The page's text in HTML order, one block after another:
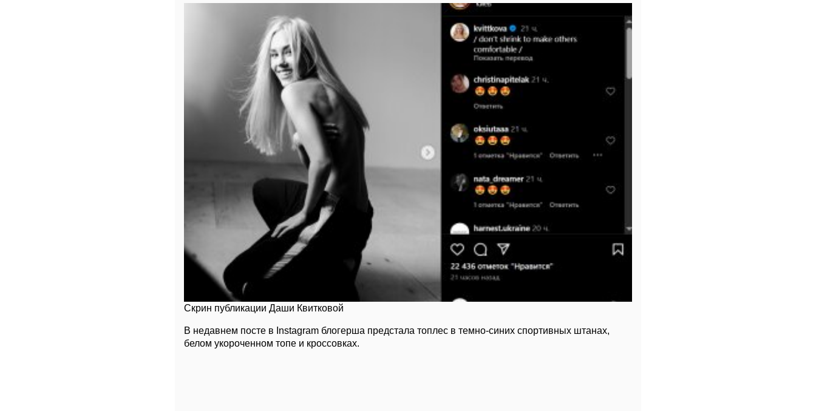
Скрин публикации Даши Квитковой
В недавнем посте в Instagram блогерша предстала топлес в темно-синих спортивных штанах,
белом укороченном топе и кроссовках.